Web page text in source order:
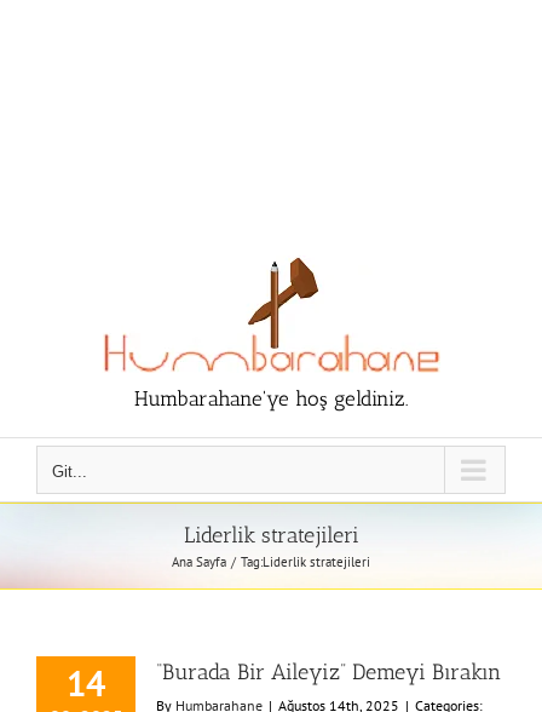
Humbarahane'ye hoş geldiniz.
Git...
Liderlik stratejileri
Ana Sayfa Tag:Liderlik stratejileri
14 “Burada Bir Aileyiz” Demeyi Bırakın
By Humbarahane | Ağustos 14th, 2025 | Categories: